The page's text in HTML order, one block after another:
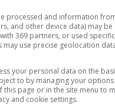
Baker Hall dhe
asgjë", tha ai.
David O.
përvoja ishte pozitive.
processed and information
and other device data) may
369 partners, or used
may use precise geolocation
your personal data on the
to by managing your
page or in the site menu to
and cookie settings.